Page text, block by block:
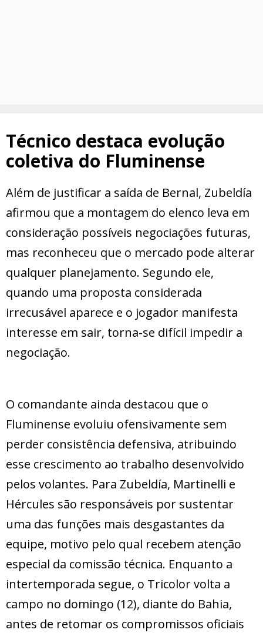
Técnico destaca evolução
coletiva do Fluminense
Além de justificar a saída de Bernal, Zubeldía
afirmou que a montagem do elenco leva em
consideração possíveis negociações futuras,
mas reconheceu que o mercado pode alterar
qualquer planejamento. Segundo ele,
quando uma proposta considerada
irrecusável aparece e o jogador manifesta
interesse em sair, torna-se difícil impedir a
negociação.
O comandante ainda destacou que o
Fluminense evoluiu ofensivamente sem
perder consistência defensiva, atribuindo
esse crescimento ao trabalho desenvolvido
pelos volantes. Para Zubeldía, Martinelli e
Hércules são responsáveis por sustentar
uma das funções mais desgastantes da
equipe, motivo pelo qual recebem atenção
especial da comissão técnica. Enquanto a
intertemporada segue, o Tricolor volta a
campo no domingo (12), diante do Bahia,
antes de retomar os compromissos oficiais